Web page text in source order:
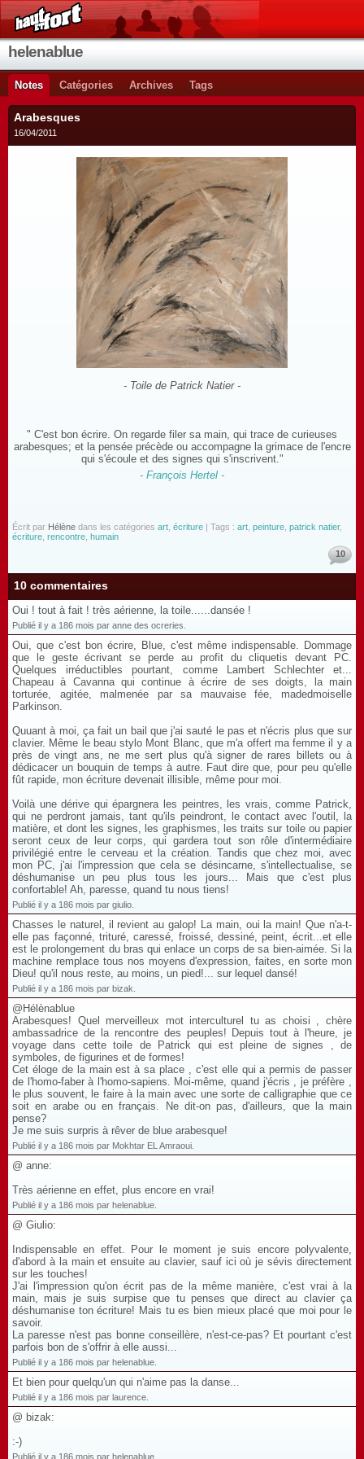
helenablue
Notes Catégories Archives Tags
Arabesques
16/04/2011
- Toile de Patrick Natier -
" C'est bon écrire. On regarde filer sa main, qui trace de curieuses
arabesques; et la pensée précède ou accompagne la grimace de l'encre
qui s'écoule et des signes qui s'inscrivent."
- François Hertel -
Écrit par Hélène dans les catégories art écriture | Tags : art peinture patrick natier,
écriture rencontre humain
10
10 commentaires
Oui ! tout à fait ! très aérienne, la toile......dansée !
Publié il y a 186 mois par anne des ocreries.
Oui, que c'est bon écrire, Blue, c'est même indispensable. Dommage
que le geste écrivant se perde au profit du cliquetis devant PC.
Quelques irréductibles pourtant, comme Lambert Schlechter et...
Chapeau à Cavanna qui continue à écrire de ses doigts, la main
torturée, agitée, malmenée par sa mauvaise fée, madedmoiselle
Parkinson.
Quuant à moi, ça fait un bail que j'ai sauté le pas et n'écris plus que sur
clavier. Même le beau stylo Mont Blanc, que m'a offert ma femme il y a
près de vingt ans, ne me sert plus qu'à signer de rares billets ou à
dédicacer un bouquin de temps à autre. Faut dire que, pour peu qu'elle
fût rapide, mon écriture devenait illisible, même pour moi.
Voilà une dérive qui épargnera les peintres, les vrais, comme Patrick,
qui ne perdront jamais, tant qu'ils peindront, le contact avec l'outil, la
matière, et dont les signes, les graphismes, les traits sur toile ou papier
seront ceux de leur corps, qui gardera tout son rôle d'intermédiaire
privilégié entre le cerveau et la création. Tandis que chez moi, avec
mon PC, j'ai l'impression que cela se désincarne, s'intellectualise, se
déshumanise un peu plus tous les jours... Mais que c'est plus
confortable! Ah, paresse, quand tu nous tiens!
Publié il y a 186 mois par giulio.
Chasses le naturel, il revient au galop! La main, oui la main! Que n'a-t-
elle pas façonné, trituré, caressé, froissé, dessiné, peint, écrit...et elle
est le prolongement du bras qui enlace un corps de sa bien-aimée. Si la
machine remplace tous nos moyens d'expression, faites, en sorte mon
Dieu! qu'il nous reste, au moins, un pied!... sur lequel dansé!
Publié il y a 186 mois par bizak.
@Hélènablue
Arabesques! Quel merveilleux mot interculturel tu as choisi , chère
ambassadrice de la rencontre des peuples! Depuis tout à l'heure, je
voyage dans cette toile de Patrick qui est pleine de signes , de
symboles, de figurines et de formes!
Cet éloge de la main est à sa place , c'est elle qui a permis de passer
de l'homo-faber à l'homo-sapiens. Moi-même, quand j'écris , je préfère ,
le plus souvent, le faire à la main avec une sorte de calligraphie que ce
soit en arabe ou en français. Ne dit-on pas, d'ailleurs, que la main
pense?
Je me suis surpris à rêver de blue arabesque!
Publié il y a 186 mois par Mokhtar EL Amraoui.
@ anne:
Très aérienne en effet, plus encore en vrai!
Publié il y a 186 mois par helenablue.
@ Giulio:
Indispensable en effet. Pour le moment je suis encore polyvalente,
d'abord à la main et ensuite au clavier, sauf ici où je sévis directement
sur les touches!
J'ai l'impression qu'on écrit pas de la même manière, c'est vrai à la
main, mais je suis surpise que tu penses que direct au clavier ça
déshumanise ton écriture! Mais tu es bien mieux placé que moi pour le
savoir.
La paresse n'est pas bonne conseillère, n'est-ce-pas? Et pourtant c'est
parfois bon de s'offrir à elle aussi...
Publié il y a 186 mois par helenablue.
Et bien pour quelqu'un qui n'aime pas la danse...
Publié il y a 186 mois par laurence.
@ bizak:
:-)
Publié il y a 186 mois par helenablue.